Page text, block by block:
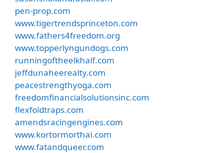
pen-prop.com
www.tigertrendsprinceton.com
www.fathers4freedom.org
www.topperlyngundogs.com
runningoftheelkhalf.com
jeffdunaheerealty.com
peacestrengthyoga.com
freedomfinancialsolutionsinc.com
flexfoldtraps.com
amendsracingengines.com
www.kortormorthai.com
www.fatandqueer.com